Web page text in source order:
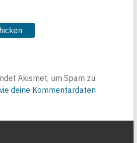
Akismet, um Spam zu
deine Kommentardaten